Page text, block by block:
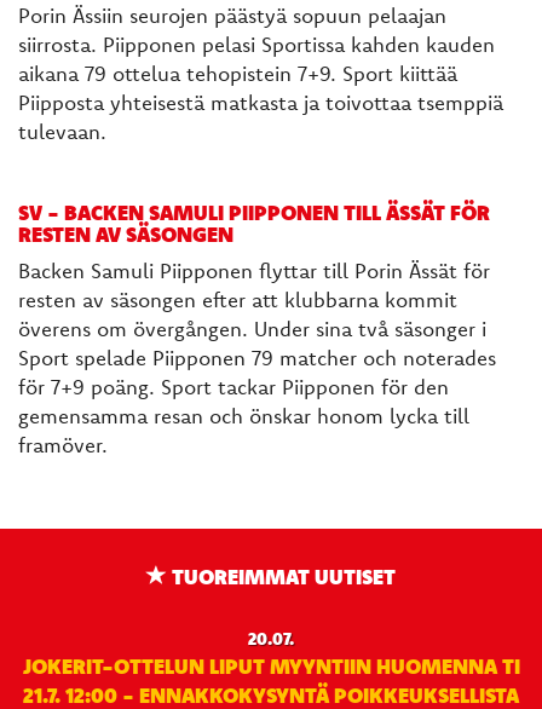
Porin Ässiin seurojen päästyä sopuun pelaajan
siirrosta. Piipponen pelasi Sportissa kahden kauden
aikana 79 ottelua tehopistein 7+9. Sport kiittää
Piipposta yhteisestä matkasta ja toivottaa tsemppiä
tulevaan.
SV - BACKEN SAMULI PIIPPONEN TILL ÄSSÄT FÖR
RESTEN AV SÄSONGEN
Backen Samuli Piipponen flyttar till Porin Ässät för
resten av säsongen efter att klubbarna kommit
överens om övergången. Under sina två säsonger i
Sport spelade Piipponen 79 matcher och noterades
för 7+9 poäng. Sport tackar Piipponen för den
gemensamma resan och önskar honom lycka till
framöver.
TUOREIMMAT UUTISET
20.07.
JOKERIT-OTTELUN LIPUT MYYNTIIN HUOMENNA TI
21.7. 12:00 - ENNAKKOKYSYNTÄ POIKKEUKSELLISTA